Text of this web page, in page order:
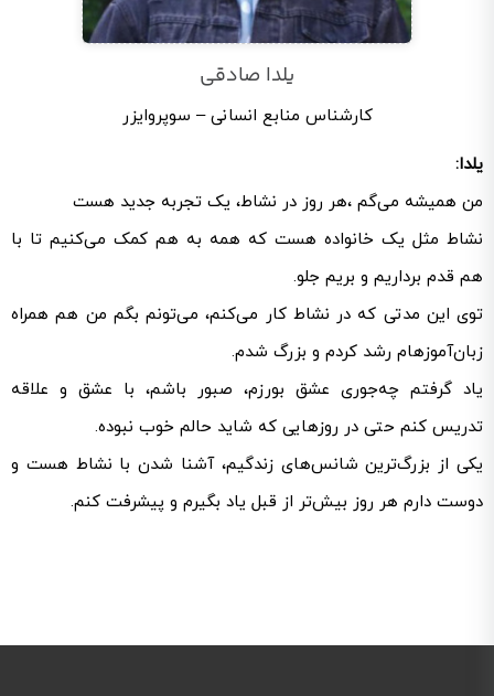
یلدا صادقی
کارشناس منابع انسانی – سوپروایزر
یلدا:
من همیشه می‌گم ،هر روز در نشاط، یک تجربه جدید هست
نشاط مثل یک خانواده هست که همه به هم کمک می‌کنیم تا با
هم قدم برداریم و بریم جلو.
توی این مدتی که در نشاط کار می‌کنم، می‌تونم بگم من هم همراه
زبان‌آموزهام رشد کردم و بزرگ شدم.
یاد گرفتم چه‌جوری عشق بورزم، صبور باشم، با عشق و علاقه
تدریس کنم حتی در روزهایی که شاید حالم خوب نبوده.
یکی از بزرگ‌ترین شانس‌های زندگیم، آشنا شدن با نشاط هست و
دوست دارم هر روز بیش‌تر از قبل یاد بگیرم و پیشرفت کنم.